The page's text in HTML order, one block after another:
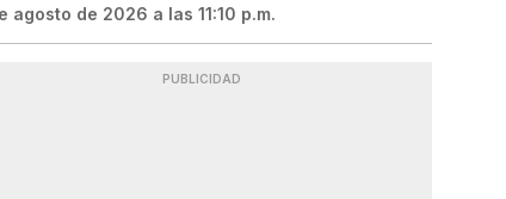
agosto de 2026 a las 11:10 p.m.
PUBLICIDAD